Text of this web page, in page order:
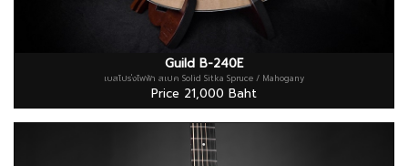
Guild B-240E
เบสโปร่งไฟฟ้า สเปค Solid Sitka Spruce / Mahogany
Price 21,000 Baht